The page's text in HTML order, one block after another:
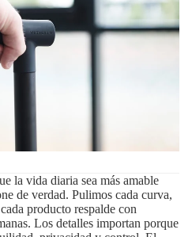
la vida diaria sea más amable
de verdad. Pulimos cada curva,
producto respalde con
Los detalles importan porque